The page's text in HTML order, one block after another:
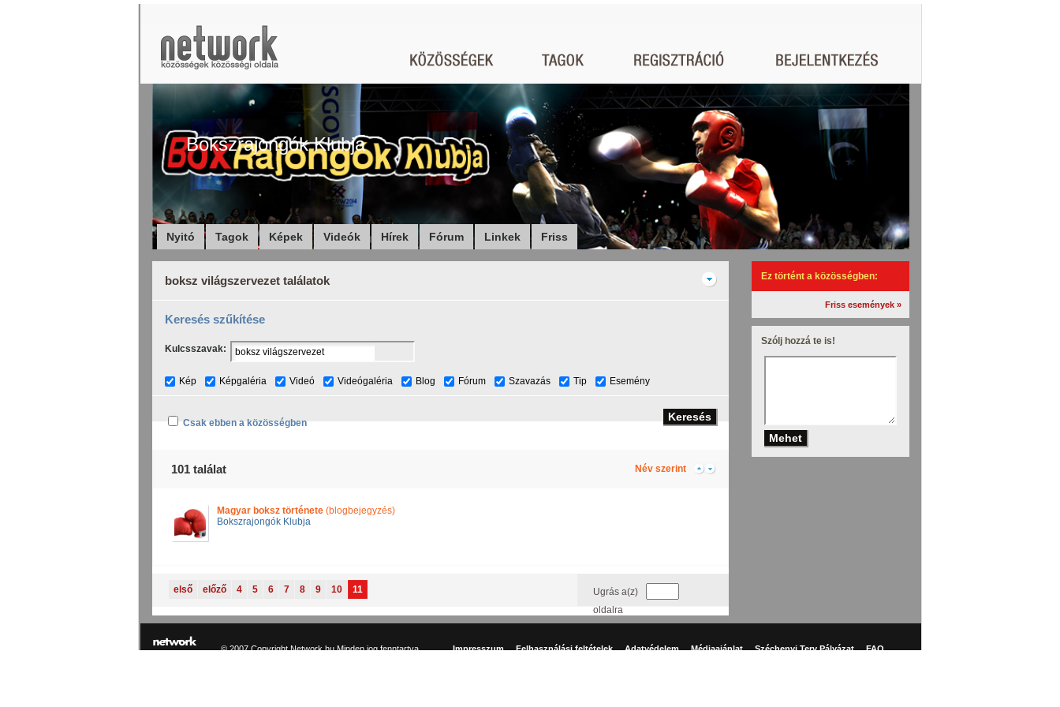
Bokszrajongók Klubja
Nyitó Tagok Képek Videók Hírek Fórum Linkek Friss
boksz világszervezet találatok
Keresés szűkítése
Kulcsszavak:
Kép Képgaléria Videó Videógaléria Blog Fórum Szavazás Tip Esemény
Csak ebben a közösségben
101 találat Név szerint
Magyar boksz története (blogbejegyzés)
Bokszrajongók Klubja
Ugrás a(z)
oldalra
első előző 4 5 6 7 8 9 10 11
Ez történt a közösségben:
Friss események »
Szólj hozzá te is!
© 2007 Copyright Network.hu Minden jog fenntartva. Impresszum Felhasználási feltételek Adatvédelem Médiaajánlat Széchenyi Terv Pályázat FAQ